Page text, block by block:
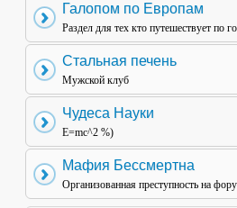
Галопом по Европам
Раздел для тех кто путешествует по
Стальная печень
Мужской клуб
Чудеса Науки
E=mc^2 %)
Мафия Бессмертна
Организованная преступность на